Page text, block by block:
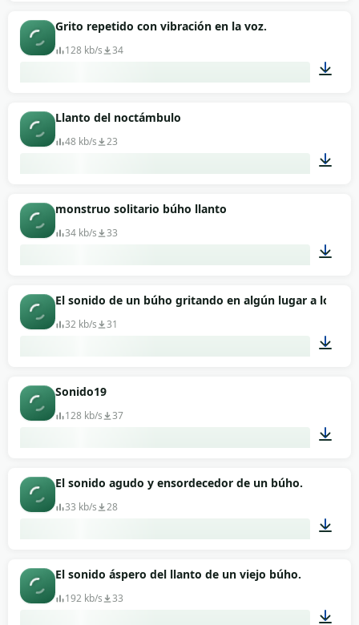
Grito repetido con vibración en la voz.
128 kb/s 34
Llanto del noctámbulo
48 kb/s 23
monstruo solitario búho llanto
34 kb/s 33
00:01
El sonido de un búho gritando en algún lugar a lo
32 kb/s 31
Sonido19
128 kb/s 37
El sonido agudo y ensordecedor de un búho.
33 kb/s 28
El sonido áspero del llanto de un viejo búho.
192 kb/s 33